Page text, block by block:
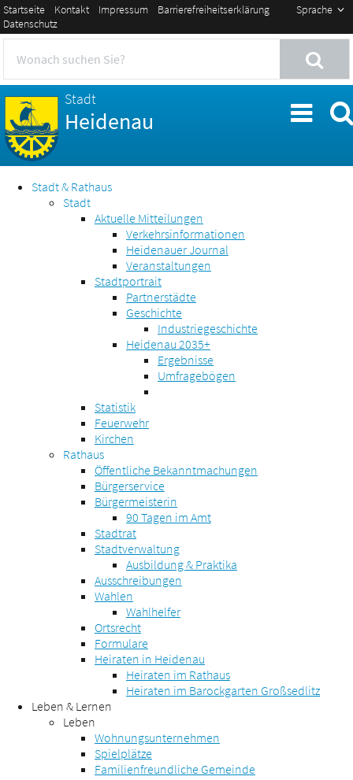
Sprache
Startseite Kontakt Impressum
Barrierefreiheitserklärung
Datenschutz
Stadt
Heidenau
Stadt & Rathaus
Stadt
Aktuelle Mitteilungen
Verkehrsinformationen
Heidenauer Journal
Veranstaltungen
Stadtportrait
Partnerstädte
Geschichte
Industriegeschichte
Heidenau 2035+
Ergebnisse
Umfragebögen
Statistik
Feuerwehr
Kirchen
Rathaus
Öffentliche Bekanntmachungen
Bürgerservice
Bürgermeisterin
90 Tagen im Amt
Stadtrat
Stadtverwaltung
Ausbildung & Praktika
Ausschreibungen
Wahlen
Wahlhelfer
Ortsrecht
Formulare
Heiraten in Heidenau
Heiraten im Rathaus
Heiraten im Barockgarten Großsedlitz
Leben & Lernen
Leben
Wohnungsunternehmen
Spielplätze
Familienfreundliche Gemeinde